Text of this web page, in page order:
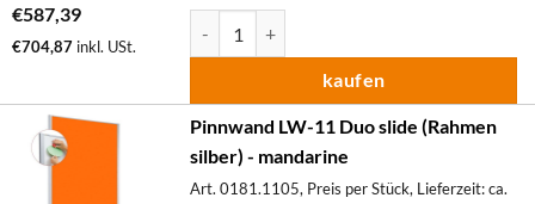
€587,39
€704,87 inkl. USt.
kaufen
Pinnwand LW-11 Duo slide (Rahmen
silber) - mandarine
Art. 0181.1105, Preis per Stück, Lieferzeit: ca.